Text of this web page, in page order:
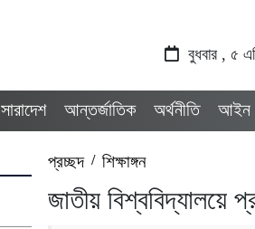
বুধবার , ৫
সারাদেশ আন্তর্জাতিক অর্থনীতি আইন
প্রচ্ছদ/শিক্ষাঙ্গন
জাতীয়